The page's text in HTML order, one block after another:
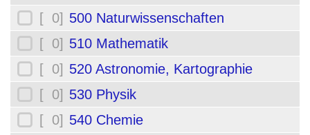
[ 0] 500 Naturwissenschaften
[ 0] 510 Mathematik
[ 0] 520 Astronomie, Kartographie
[ 0] 530 Physik
[ 0] 540 Chemie